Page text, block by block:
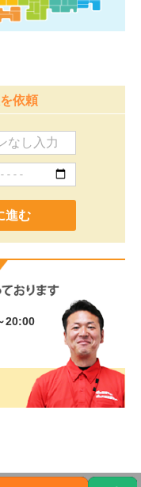
依頼
20:00